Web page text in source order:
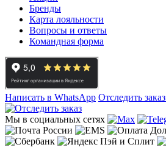
Бренды
Карта лояльности
Вопросы и ответы
Командная форма
Написать в WhatsApp Отследить заказ
Мы в социальных сетях